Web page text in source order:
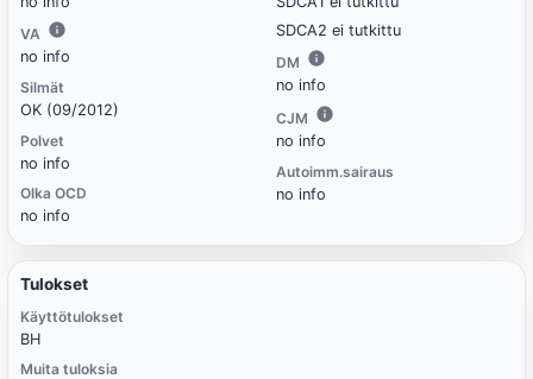
VA
no info
Silmät
OK (09/2012)
Polvet
no info
Olka OCD
no info
SDCA2 ei tutkittu
DM
no info
CJM
no info
Autoimm.sairaus
no info
Tulokset
Käyttötulokset
BH
Muita tuloksia